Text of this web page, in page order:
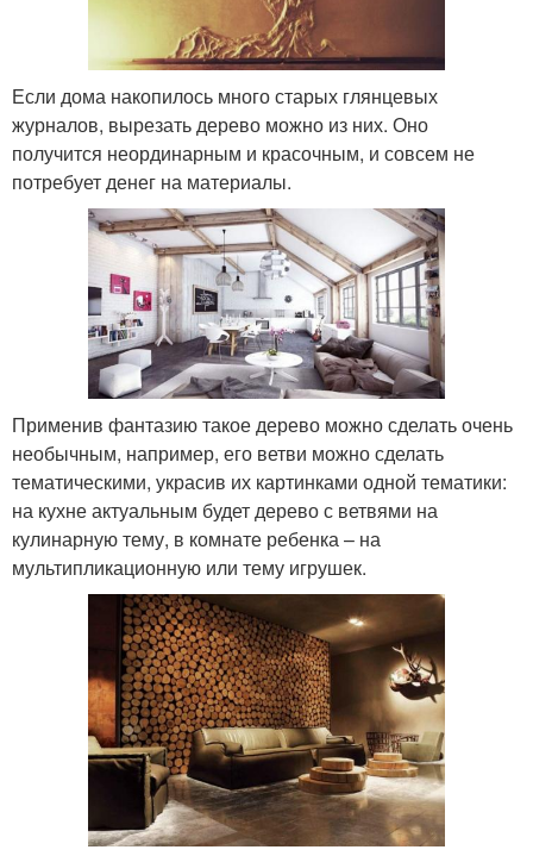
Если дома накопилось много старых глянцевых
журналов, вырезать дерево можно из них. Оно
получится неординарным и красочным, и совсем не
потребует денег на материалы.
Применив фантазию такое дерево можно сделать очень
необычным, например, его ветви можно сделать
тематическими, украсив их картинками одной тематики:
на кухне актуальным будет дерево с ветвями на
кулинарную тему, в комнате ребенка – на
мультипликационную или тему игрушек.